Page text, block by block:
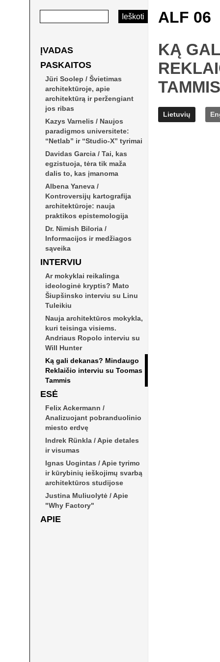
ALF 01
SHOW OFF. REGINIO
ARCHITEKTŪRA
ALF 02
MODERNIZMAS – TARP
NOSTALGIJOS IR
KRITIŠKUMO
English
ALF 03
MIESTAS. LŪŽIO
TAŠKAI
English
ALF 04
ĮVADAS
PASKAITOS
Jüri Soolep / Švietimas
architektūroje, apie
architektūrą ir peržengiant
jos ribas
Kazys Varnelis / Naujos
paradigmos universitete:
“Netlab” ir “Studio-X” tyrimai
Davidas Garcia / Tai, kas
egzistuoja, tėra tik maža
dalis to, kas įmanoma
Albena Yaneva /
Kontroversijų kartografija
architektūroje: nauja
praktikos epistemologija
Dr. Nimish Biloria /
Informacijos ir medžiagos
sąveika
INTERVIU
Ar mokyklai reikalinga
ideologinė kryptis? Mato
Šiupšinsko interviu su Linu
Tuleikiu
Nauja architektūros mokykla,
kuri teisinga visiems.
Andriaus Ropolo interviu su
Will Hunter
Ką gali dekanas? Mindaugo
Reklaičio interviu su Toomas
Tammis
ESĖ
Felix Ackermann /
Analizuojant pobranduolinio
miesto erdvę
Indrek Rünkla / Apie detales
ir visumas
Ignas Uogintas / Apie tyrimo
ir kūrybinių ieškojimų svarbą
architektūros studijose
Justina Muliuolytė / Apie
"Why Factory"
APIE
ALF 06
KĄ
TAMMIS
Lietuvių